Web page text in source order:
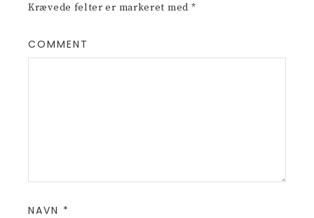
Krævede felter er markeret med *
COMMENT
NAVN *